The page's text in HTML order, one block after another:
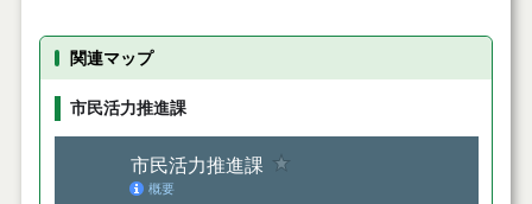
関連マップ
市民活力推進課